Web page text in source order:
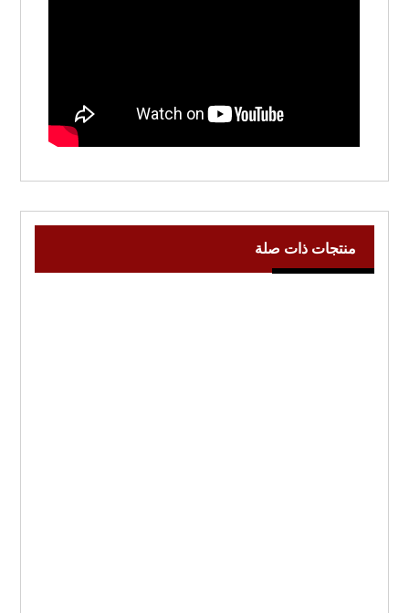
منتجات ذات صلة